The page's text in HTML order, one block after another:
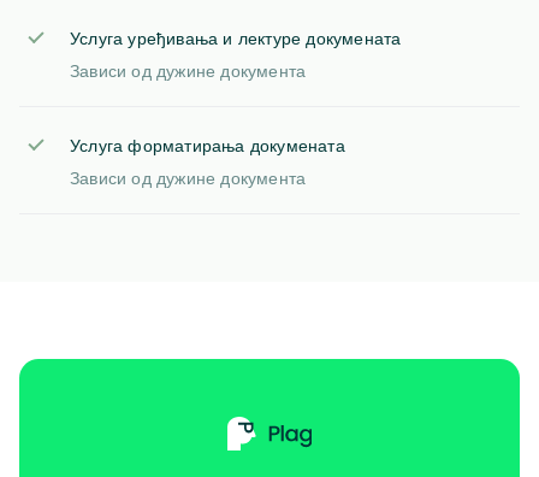
Услуга уређивања и лектуре докумената
Зависи од дужине документа
Услуга форматирања докумената
Зависи од дужине документа